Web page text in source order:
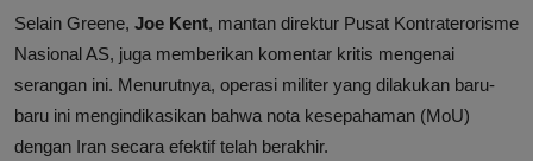
Selain Greene, Joe Kent, mantan direktur Pusat Kontraterorisme
Nasional AS, juga memberikan komentar kritis mengenai
serangan ini. Menurutnya, operasi militer yang dilakukan baru-
baru ini mengindikasikan bahwa nota kesepahaman (MoU)
dengan Iran secara efektif telah berakhir.